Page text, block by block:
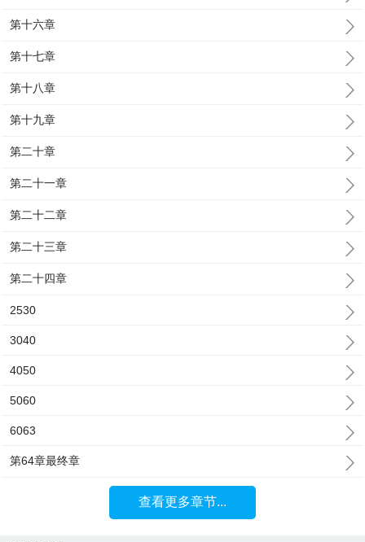
第十六章
第十七章
第十八章
第十九章
第二十章
第二十一章
第二十二章
第二十三章
第二十四章
2530
3040
4050
5060
6063
第64章最终章
查看更多章节...